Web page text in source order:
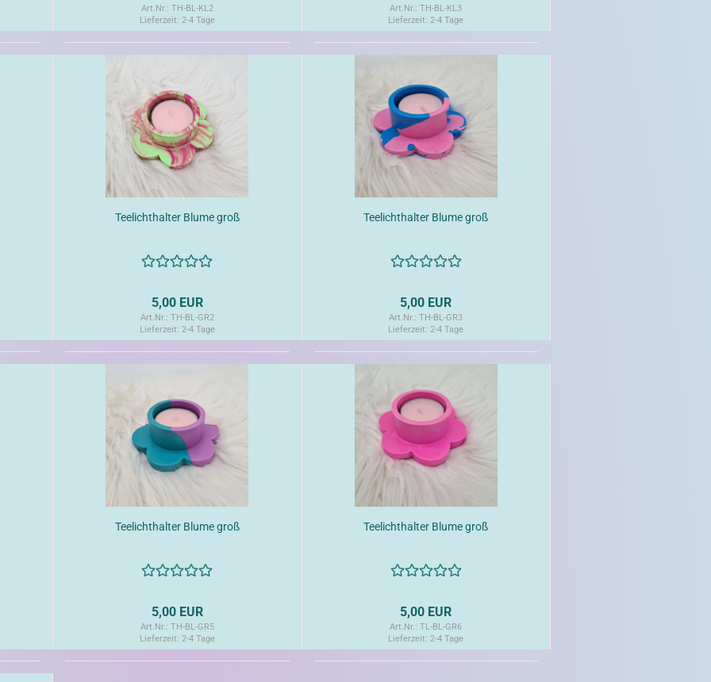
Art.Nr.: TH-BL-KL2
Lieferzeit: 2-4 Tage
Art.Nr.: TH-BL-KL3
Lieferzeit:2-4 Tage
Teelichthalter Blume groß
5,00 EUR
Art.Nr.: TH-BL-GR2
Lieferzeit: 2-4 Tage
Teelichthalter Blume groß
5,00 EUR
Art.Nr.: TH-BL-GR3
Lieferzeit:2-4 Tage
Teelichthalter Blume groß
5,00 EUR
Art.Nr.: TH-BL-GR5
Lieferzeit: 2-4 Tage
Teelichthalter Blume groß
5,00 EUR
Art.Nr.: TL-BL-GR6
Lieferzeit:2-4 Tage